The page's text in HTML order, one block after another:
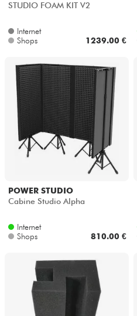
STUDIO FOAM KIT V2
Internet
Shops
1239.00 €
POWER STUDIO
Cabine Studio Alpha
Internet
Shops
810.00 €